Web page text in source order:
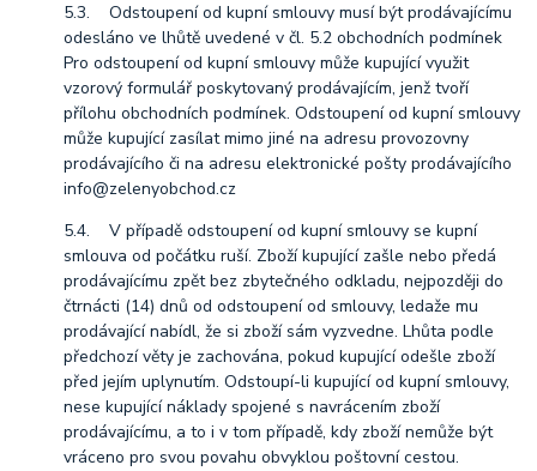
5.3. Odstoupení od kupní smlouvy musí být prodávajícímu
odesláno ve lhůtě uvedené v čl. 5.2 obchodních podmínek
Pro odstoupení od kupní smlouvy může kupující využit
vzorový formulář poskytovaný prodávajícím, jenž tvoří
přílohu obchodních podmínek. Odstoupení od kupní smlouvy
může kupující zasílat mimo jiné na adresu provozovny
prodávajícího či na adresu elektronické pošty prodávajícího
info@zelenyobchod.cz
5.4. V případě odstoupení od kupní smlouvy se kupní
smlouva od počátku ruší. Zboží kupující zašle nebo předá
prodávajícímu zpět bez zbytečného odkladu, nejpozději do
čtrnácti (14) dnů od odstoupení od smlouvy, ledaže mu
prodávající nabídl, že si zboží sám vyzvedne. Lhůta podle
předchozí věty je zachována, pokud kupující odešle zboží
před jejím uplynutím. Odstoupí-li kupující od kupní smlouvy,
nese kupující náklady spojené s navrácením zboží
prodávajícímu, a to i v tom případě, kdy zboží nemůže být
vráceno pro svou povahu obvyklou poštovní cestou.